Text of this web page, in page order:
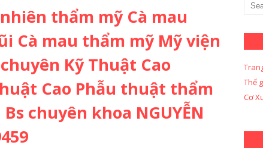
thẩm mỹ Cà mau
Cà mau thẩm mỹ Mỹ viện
Kỹ Thuật Cao
Cao Phẫu thuật thẩm
chuyên khoa NGUYỄN
Thế
Cơ